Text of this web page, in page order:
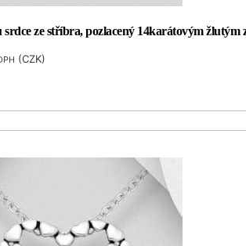
srdce ze stříbra, pozlacený 14karátovým žlutým
(CZK)